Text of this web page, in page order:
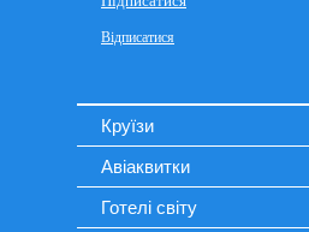
Круїзи
Авіаквитки
Готелі світу